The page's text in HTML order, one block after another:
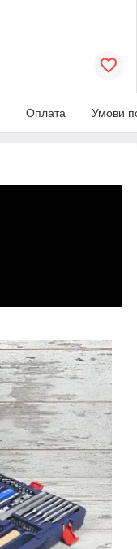
Оплата Умови